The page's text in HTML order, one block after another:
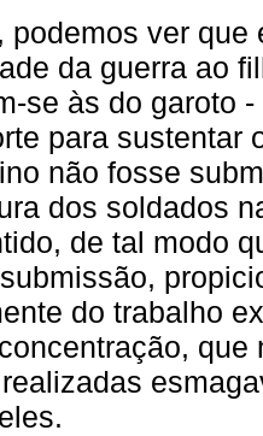
podemos ver
da guerra ao
se às do garoto
para sustentar
não fosse
dos soldados
de tal modo
do trabalho